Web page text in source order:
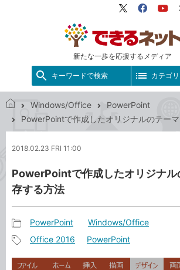
新たな一歩を応援するメディア
X（旧
Facebook
キーワードで検索 カテゴ
で
ネ
ト
Windows/Office
PowerPoint
PowerPointで作成したオリジナルのテー
2018.02.23 FRI 11:00
PowerPointで作成したオリジナル
存する方法
事
カ
PowerPoint Windows/Office
事
Office 2016 PowerPoint